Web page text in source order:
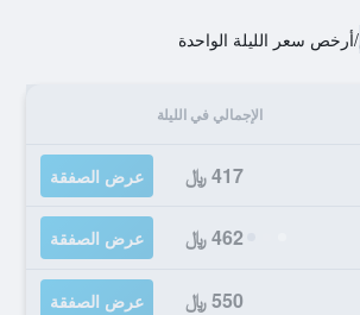
/أرخص سعر الليلة الواحدة
الإجمالي في الليلة
417 ﷼ عرض الصفقة
462 ﷼ عرض الصفقة
550 ﷼ عرض الصفقة